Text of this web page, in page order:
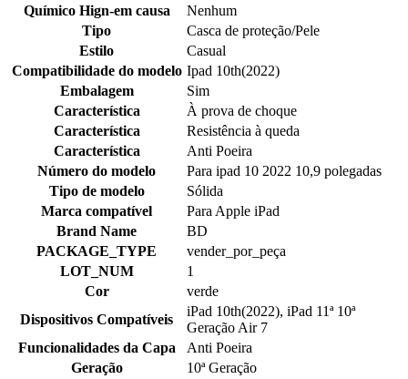
Químico Hign-em causa
Nenhum
Tipo
Casca de proteção/Pele
Estilo
Casual
Compatibilidade do modelo Ipad 10th(2022)
Embalagem
Sim
Característica
À prova de choque
Característica
Resistência à queda
Característica
Anti Poeira
Número do modelo
Para ipad 10 2022 10,9 polegadas
Tipo de modelo
Sólida
Marca compatível
Para Apple iPad
Brand Name
BD
PACKAGE_TYPE
vender_por_peça
LOT_NUM
1
Cor
verde
Dispositivos Compatíveis
iPad 10th(2022), iPad 11ª 10ª
Geração Air 7
Funcionalidades da Capa
Anti Poeira
Geração
10ª Geração